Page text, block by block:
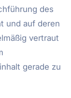
des
und auf deren
vertraut
gerade zu